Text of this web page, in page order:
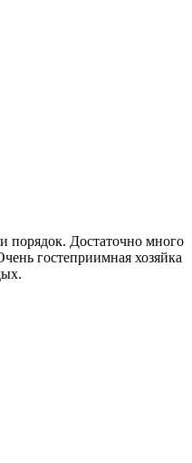
порядок. Достаточно много
гостеприимная хозяйка